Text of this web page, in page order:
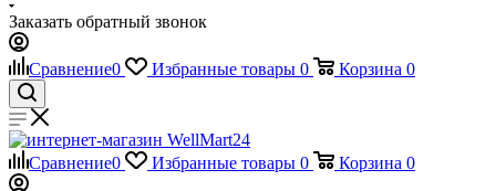
Заказать обратный звонок
Сравнение0 Избранные товары 0 Корзина 0
Сравнение0 Избранные товары 0 Корзина 0